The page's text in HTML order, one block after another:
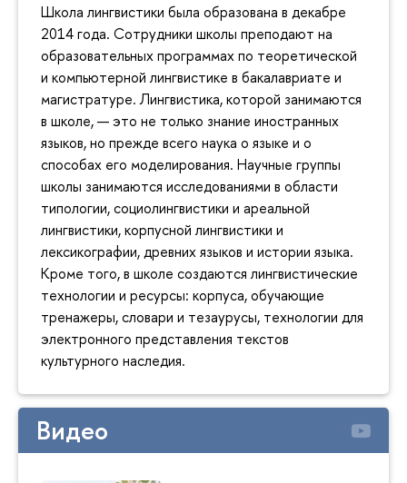
Школа лингвистики была образована в декабре
2014 года. Сотрудники школы преподают на
образовательных программах по теоретической
и компьютерной лингвистике в бакалавриате и
магистратуре. Лингвистика, которой занимаются
в школе, — это не только знание иностранных
языков, но прежде всего наука о языке и о
способах его моделирования. Научные группы
школы занимаются исследованиями в области
типологии, социолингвистики и ареальной
лингвистики, корпусной лингвистики и
лексикографии, древних языков и истории языка.
Кроме того, в школе создаются лингвистические
технологии и ресурсы: корпуса, обучающие
тренажеры, словари и тезаурусы, технологии для
электронного представления текстов
культурного наследия.
Видео